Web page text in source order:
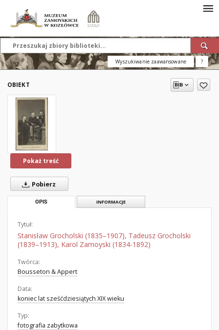
Wyszukiwanie zaawansowane ?
OBIEKT
Pokaż treść
Pobierz
OPIS INFORMACJE
Tytuł:
Stanisław Grocholski (1835–1907), Tadeusz Grocholski
(1839–1913), Karol Zamoyski (1834-1892)
Twórca:
Bousseton & Appert
Data:
koniec lat sześćdziesiątych XIX wieku
Typ:
fotografia zabytkowa